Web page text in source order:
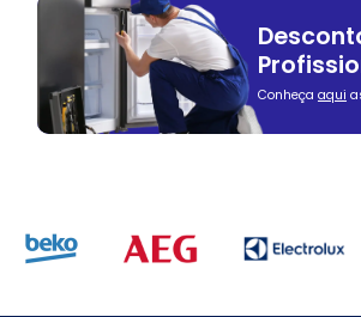
Conheça aqui